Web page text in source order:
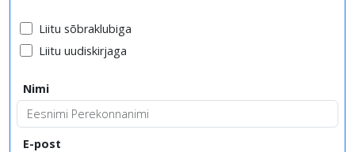
Liitu sõbraklubiga
Liitu uudiskirjaga
Nimi
E-post